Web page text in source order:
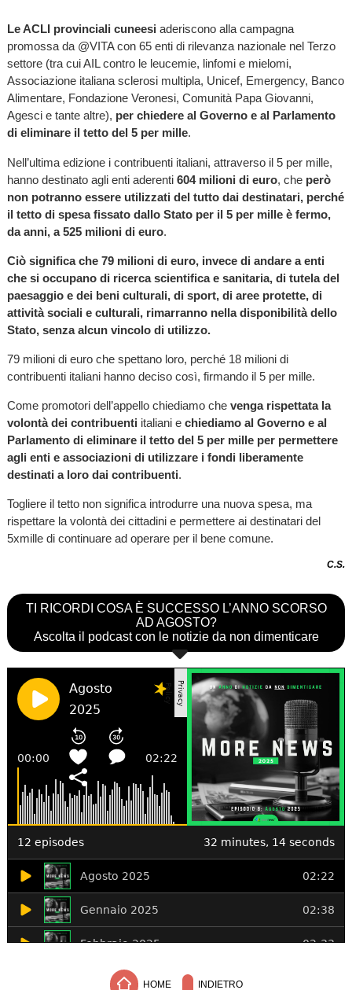
Le ACLI provinciali cuneesi aderiscono alla campagna
promossa da @VITA con 65 enti di rilevanza nazionale nel Terzo
settore (tra cui AIL contro le leucemie, linfomi e mielomi,
Associazione italiana sclerosi multipla, Unicef, Emergency, Banco
Alimentare, Fondazione Veronesi, Comunità Papa Giovanni,
Agesci e tante altre), per chiedere al Governo e al Parlamento
di eliminare il tetto del 5 per mille.
Nell’ultima edizione i contribuenti italiani, attraverso il 5 per mille,
hanno destinato agli enti aderenti 604 milioni di euro, che però
non potranno essere utilizzati del tutto dai destinatari, perché
il tetto di spesa fissato dallo Stato per il 5 per mille è fermo,
da anni, a 525 milioni di euro.
Ciò significa che 79 milioni di euro, invece di andare a enti
che si occupano di ricerca scientifica e sanitaria, di tutela del
paesaggio e dei beni culturali, di sport, di aree protette, di
attività sociali e culturali, rimarranno nella disponibilità dello
Stato, senza alcun vincolo di utilizzo.
79 milioni di euro che spettano loro, perché 18 milioni di
contribuenti italiani hanno deciso così, firmando il 5 per mille.
Come promotori dell’appello chiediamo che venga rispettata la
volontà dei contribuenti italiani e chiediamo al Governo e al
Parlamento di eliminare il tetto del 5 per mille per permettere
agli enti e associazioni di utilizzare i fondi liberamente
destinati a loro dai contribuenti.
Togliere il tetto non significa introdurre una nuova spesa, ma
rispettare la volontà dei cittadini e permettere ai destinatari del
5xmille di continuare ad operare per il bene comune.
C.S.
TI RICORDI COSA È SUCCESSO L’ANNO SCORSO
AD AGOSTO?
Ascolta il podcast con le notizie da non dimenticare
HOME INDIETRO